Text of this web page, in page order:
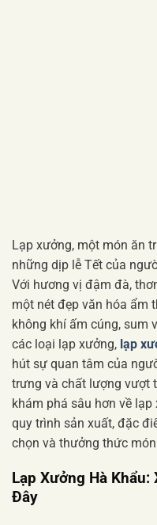
Lạp xưởng, một món ăn
những dịp lễ Tết của
Với hương vị đậm đà,
một nét đẹp văn hóa ẩm
không khí ấm cúng, sum
các loại lạp xưởng, lạp
hút sự quan tâm của
trưng và chất lượng vượt
khám phá sâu hơn về
quy trình sản xuất, đặc
chọn và thưởng thức
Lạp Xưởng Hà Khẩu:
Đây